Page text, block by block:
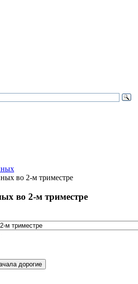
во 2-м триместре
во 2-м триместре
дорогие